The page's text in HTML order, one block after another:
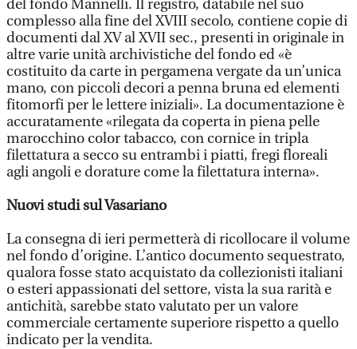
del fondo Mannelli. Il registro, databile nel suo
complesso alla fine del XVIII secolo, contiene copie di
documenti dal XV al XVII sec., presenti in originale in
altre varie unità archivistiche del fondo ed «è
costituito da carte in pergamena vergate da un’unica
mano, con piccoli decori a penna bruna ed elementi
fitomorfi per le lettere iniziali». La documentazione è
accuratamente «rilegata da coperta in piena pelle
marocchino color tabacco, con cornice in tripla
filettatura a secco su entrambi i piatti, fregi floreali
agli angoli e dorature come la filettatura interna».
Nuovi studi sul Vasariano
La consegna di ieri permetterà di ricollocare il volume
nel fondo d’origine. L’antico documento sequestrato,
qualora fosse stato acquistato da collezionisti italiani
o esteri appassionati del settore, vista la sua rarità e
antichità, sarebbe stato valutato per un valore
commerciale certamente superiore rispetto a quello
indicato per la vendita.